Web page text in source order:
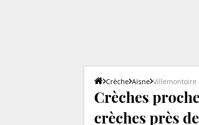
Crèche Aisne Villemontoire
Crèches
crèches près